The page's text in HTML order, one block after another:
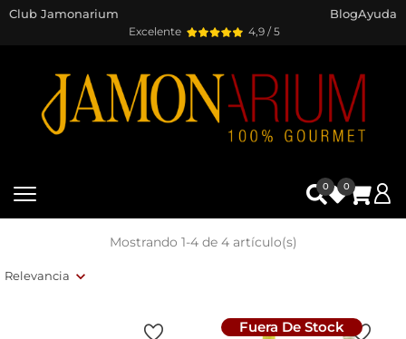
Excelente 4,9 / 5
Club Jamonarium BlogAyuda
0 0
Relevancia
Mostrando 1-4 de 4 artículo(s)
Fuera De Stock